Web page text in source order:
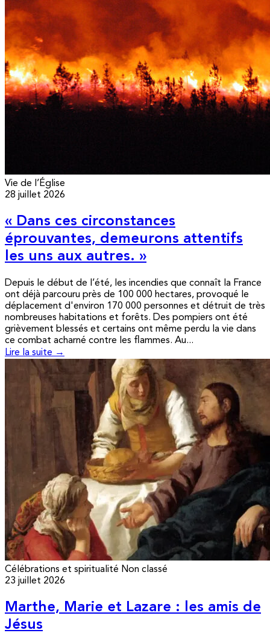
Vie de l’Église
28 juillet 2026
« Dans ces circonstances
éprouvantes, demeurons attentifs
les uns aux autres. »
Depuis le début de l’été, les incendies que connaît la France
ont déjà parcouru près de 100 000 hectares, provoqué le
déplacement d'environ 170 000 personnes et détruit de très
nombreuses habitations et forêts. Des pompiers ont été
grièvement blessés et certains ont même perdu la vie dans
ce combat acharné contre les flammes. Au...
Lire la suite →
Célébrations et spiritualité Non classé
23 juillet 2026
Marthe, Marie et Lazare : les amis de
Jésus